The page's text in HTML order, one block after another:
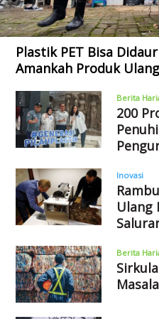
Plastik PET Bisa
Amankah Produk
Berita
200
Inovasi
Ulang
Berita